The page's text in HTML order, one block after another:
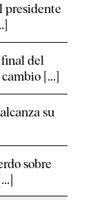
presidente
del
[...]
su
sobre